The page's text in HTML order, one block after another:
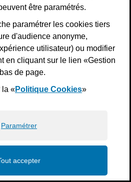
être paramétrés.
paramétrer les cookies tiers
d'audience anonyme,
utilisateur) ou modifier
en cliquant sur le lien «Gestion
de page.
la «Politique Cookies»
Paramétrer
accepter